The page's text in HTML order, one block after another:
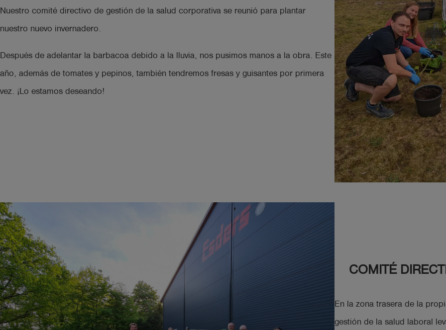
Nuestro comité directivo de gestión de la salud corporativa se reunió para plantar
nuestro nuevo invernadero.
Después de adelantar la barbacoa debido a la lluvia, nos pusimos manos a la obra. Este
año, además de tomates y pepinos, también tendremos fresas y guisantes por primera
vez. ¡Lo estamos deseando!
COMITÉ
En la zona trasera de la
gestión de la salud laboral